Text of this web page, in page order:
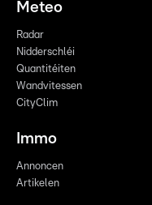
Meteo
Radar
Nidderschléi
Quantitéiten
Wandvitessen
CityClim
Immo
Annoncen
Artikelen